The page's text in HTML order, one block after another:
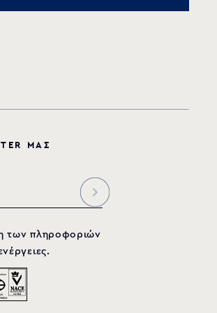
T ER ΜΑΣ
των πληροφοριών